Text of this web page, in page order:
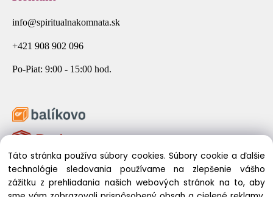
info@spiritualnakomnata.sk
+421 908 902 096
Po-Piat: 9:00 - 15:00 hod.
Táto stránka používa súbory cookies. Súbory cookie a ďalšie
technológie sledovania používame na zlepšenie vášho
zážitku z prehliadania našich webových stránok na to, aby